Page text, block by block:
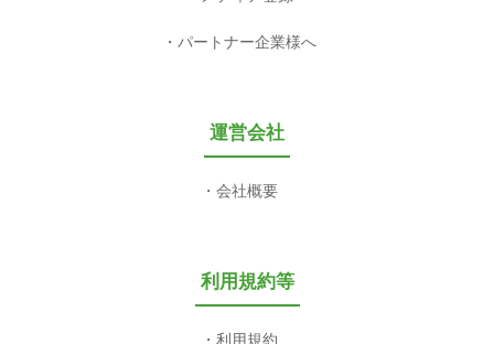
パートナー企業様へ
運営会社
会社概要
利用規約等
利用規約